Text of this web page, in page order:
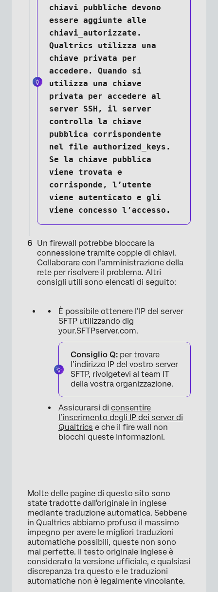
chiavi pubbliche devono
essere aggiunte alle
chiavi_autorizzate.
Qualtrics utilizza una
chiave privata per
accedere. Quando si
utilizza una chiave
privata per accedere al
server SSH, il server
controlla la chiave
pubblica corrispondente
nel file authorized_keys.
Se la chiave pubblica
viene trovata e
corrisponde, l’utente
viene autenticato e gli
viene concesso l’accesso.
Un firewall potrebbe bloccare la
connessione tramite coppie di chiavi.
Collaborare con l’amministrazione della
rete per risolvere il problema. Altri
consigli utili sono elencati di seguito:
È possibile ottenere l’IP del server
SFTP utilizzando dig
your.SFTPserver.com.
Consiglio Q: per trovare
l’indirizzo IP del vostro server
SFTP, rivolgetevi al team IT
della vostra organizzazione.
Assicurarsi di consentire
l’inserimento degli IP dei server di
Qualtrics e che il fire wall non
blocchi queste informazioni.
Molte delle pagine di questo sito sono
state tradotte dall'originale in inglese
mediante traduzione automatica. Sebbene
in Qualtrics abbiamo profuso il massimo
impegno per avere le migliori traduzioni
automatiche possibili, queste non sono
mai perfette. Il testo originale inglese è
considerato la versione ufficiale, e qualsiasi
discrepanza tra questo e le traduzioni
automatiche non è legalmente vincolante.